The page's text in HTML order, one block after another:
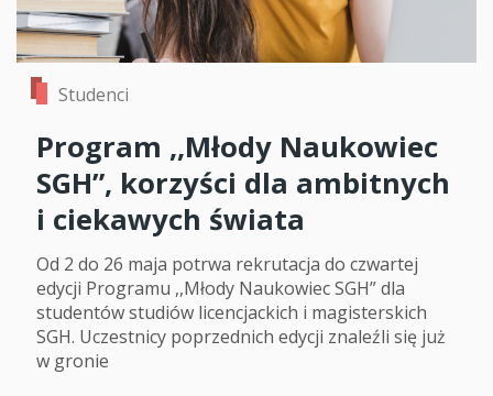
Studenci
Program ,,Młody Naukowiec
SGH”, korzyści dla ambitnych
i ciekawych świata
Od 2 do 26 maja potrwa rekrutacja do czwartej
edycji Programu ,,Młody Naukowiec SGH” dla
studentów studiów licencjackich i magisterskich
SGH. Uczestnicy poprzednich edycji znaleźli się już
w gronie